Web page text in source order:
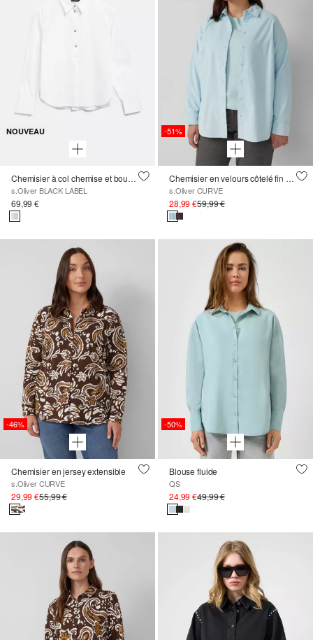
NOUVEAU
Chemisier à col chemise et boutons décoratifs
s.Oliver BLACK LABEL
69,99 €
-51%
Chemisier en velours côtelé fin avec col chemise
s.Oliver CURVE
28,99 €59,99 €
-46%
Chemisier en jersey extensible
s.Oliver CURVE
29,99 €55,99 €
-50%
Blouse fluide
QS
24,99 €49,99 €